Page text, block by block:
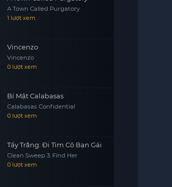
A Town Called Purgatory
1 lượt xem
Vincenzo
Vincenzo
0 lượt xem
Bí Mật Calabasas
Calabasas Confidential
0 lượt xem
Tẩy Trắng: Đi Tìm Cô Bạn Gái
Clean Sweep 3: Find Her
0 lượt xem